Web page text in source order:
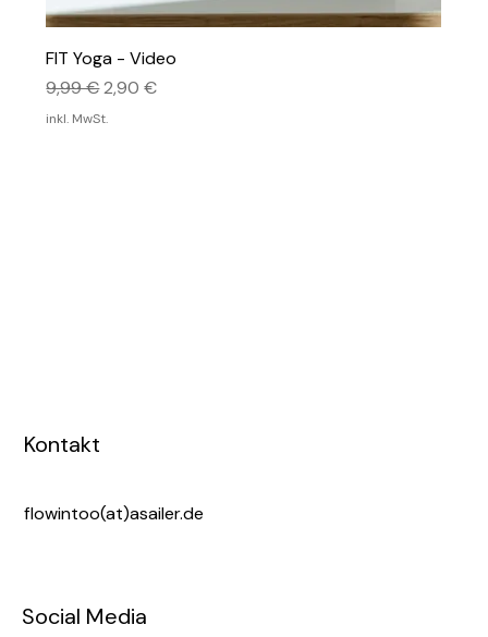
FIT Yoga - Video
Standardpreis
9,99 € Sale-Preis
2,90 €
inkl. MwSt.
Kontakt
flowintoo(at)asailer.de
Social Media